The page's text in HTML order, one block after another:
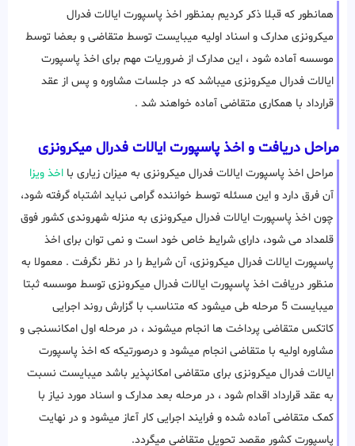
همانطور که قبلا ذکر کردیم بمنظور اخذ پاسپورت ایالات فدرال
میکرونزی مدارک و اسناد اولیه میبایست توسط متقاضی و بعضا توسط
موسسه آماده شود ، این مدارک از ضروریات مهم برای اخذ پاسپورت
ایالات فدرال میکرونزی میباشد که در جلسات مشاوره و پس از عقد
قرارداد با همکاری متقاضی آماده خواهند شد .
مراحل دریافت و اخذ پاسپورت ایالات فدرال میکرونزی
مراحل اخذ پاسپورت ایالات فدرال میکرونزی به میزان زیاری با اخذ ویزا
آن فرق دارد و این مسئله توسط خواننده گرامی نباید اشتباه گرفته شود،
چون اخذ پاسپورت ایالات فدرال میکرونزی به منزله شهروندی کشور فوق
قلمداد می شود، دارای شرایط خاص خود است و نمی توان برای اخذ
پاسپورت ایالات فدرال میکرونزی، آن شرایط را در نظر نگرفت . معمولا به
منظور دریافت اخذ پاسپورت ایالات فدرال میکرونزی توسط موسسه ثبتا
میبایست 5 مرحله طی میشود که متناسب با گزارش روند اجرایی
کاتکس متقاضی پرداخت ها انجام میشوند ، در مرحله اول امکانسنجی و
مشاوره اولیه با متقاضی انجام میشود و درصورتیکه که اخذ پاسپورت
ایالات فدرال میکرونزی برای متقاضی امکانپذیر باشد میبایست نسبت
به عقد قرارداد اقدام شود ، در مرحله بعد مدارک و اسناد مورد نیاز با
کمک متقاضی آماده شده و فرایند اجرایی کار آعاز میشود و در نهایت
پاسپورت کشور مقصد تحویل متقاضی میگردد.